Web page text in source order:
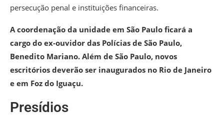
persecução penal e instituições financeiras.
A coordenação da unidade em São Paulo ficará a
cargo do ex-ouvidor das Polícias de São Paulo,
Benedito Mariano. Além de São Paulo, novos
escritórios deverão ser inaugurados no Rio de Janeiro
e em Foz do Iguaçu.
Presídios